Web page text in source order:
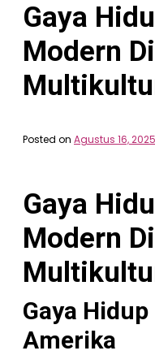
Gaya
Modern
Posted on Agustus 16, 2025
Gaya
Modern
Gaya
Amerika